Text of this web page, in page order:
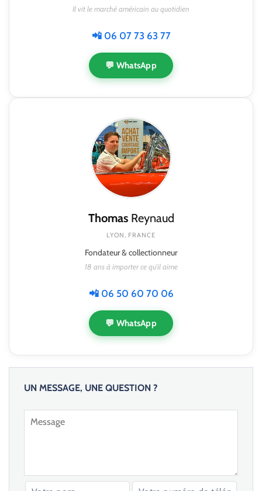
Il vit le marché américain au quotidien
📲 06 07 73 63 77
💬 WhatsApp
ThomasReynaud
LYON, FRANCE
Fondateur & collectionneur
18 ans à importer ce qu'il aime
📲 06 50 60 70 06
💬 WhatsApp
UN MESSAGE, UNE QUESTION ?